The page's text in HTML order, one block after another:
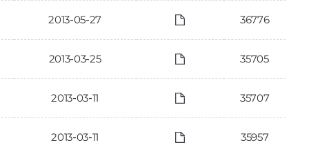
2013-05-27 36776
2013-03-25 35705
2013-03-11 35707
2013-03-11 35957